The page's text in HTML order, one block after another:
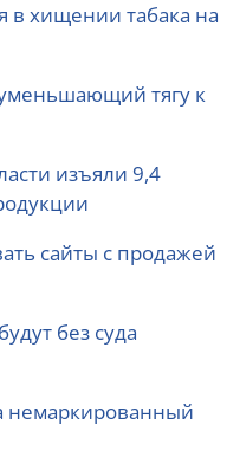
в хищении табака на
тягу к
изъяли 9,4
сайты с продажей
без суда
немаркированный